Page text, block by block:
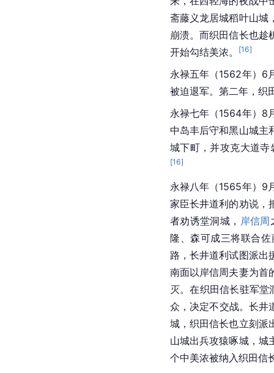
斋藤义龙居城稻叶山城
崩溃。而织田信长也趁
开始勾结美浓。
[16]
永禄五年（1562年）6
被迫退军。第二年，织
永禄七年（1564年）8
中岛丰后守和黑山城主
城下町，并攻克大道寺
[16]
永禄八年（1565年）9
家臣长井道利的劝说，
者劝诱堂洞城， 岸信周
隆 、森可成三将联合
路，长井道利试图派出
南面以岸信周夫妻为首
灭。在织田信长驻军
众，决定不交战。长井
城，织田信长也立刻派
山城出兵攻猿啄城，城
个中美浓被纳入织田信